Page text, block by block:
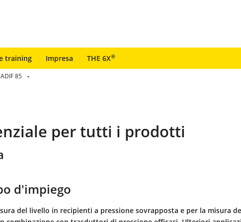
training Impresa THE 6X®
85
per tutti i prodotti
d'impiego
del livello in recipienti a pressione sovrapposta e per la misura